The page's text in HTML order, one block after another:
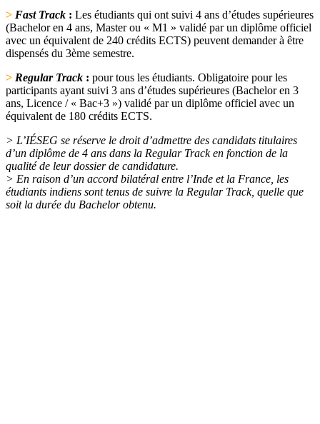
> Fast Track : Les étudiants qui ont suivi 4 ans d’études supérieures
(Bachelor en 4 ans, Master ou « M1 » validé par un diplôme officiel
avec un équivalent de 240 crédits ECTS) peuvent demander à être
dispensés du 3ème semestre.
> Regular Track : pour tous les étudiants. Obligatoire pour les
participants ayant suivi 3 ans d’études supérieures (Bachelor en 3
ans, Licence / « Bac+3 ») validé par un diplôme officiel avec un
équivalent de 180 crédits ECTS.
> L’IÉSEG se réserve le droit d’admettre des candidats titulaires
d’un diplôme de 4 ans dans la Regular Track en fonction de la
qualité de leur dossier de candidature.
> En raison d’un accord bilatéral entre l’Inde et la France, les
étudiants indiens sont tenus de suivre la Regular Track, quelle que
soit la durée du Bachelor obtenu.